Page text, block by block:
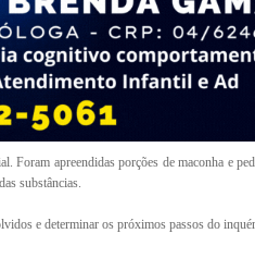
Foram apreendidas porções de maconha e
substâncias.
e determinar os próximos passos do